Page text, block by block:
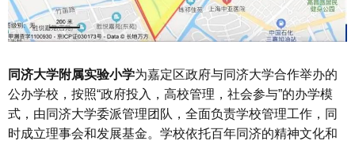
同济大学附属实验小学为嘉定区政府与同济大学合作举办的
公办学校，按照“政府投入，高校管理，社会参与”的办学模
式，由同济大学委派管理团队，全面负责学校管理工作，同
时成立理事会和发展基金。学校依托百年同济的精神文化和